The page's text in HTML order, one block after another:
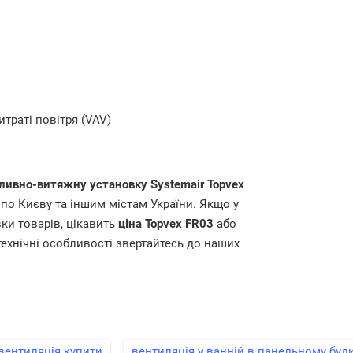
повітря (VAV)
витяжну установку Systemair Topvex
Києву та іншим містам України. Якщо у
товарів, цікавить ціна Topvex FR03 або
особливості звертайтесь до наших